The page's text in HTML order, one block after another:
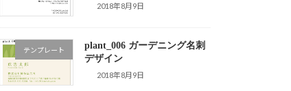
2018年8月9日
テンプレート
plant_006 ガーデニング名刺
デザイン
2018年8月9日